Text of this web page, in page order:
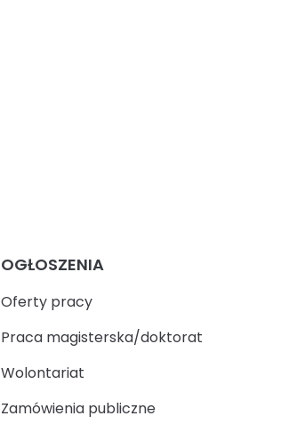
OGŁOSZENIA
Oferty pracy
Praca magisterska/doktorat
Wolontariat
Zamówienia publiczne